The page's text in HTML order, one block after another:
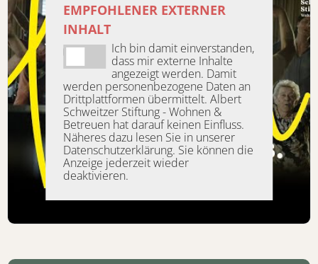
EMPFOHLENER EXTERNER
INHALT
Ich bin damit einverstanden,
dass mir externe Inhalte
angezeigt werden. Damit
werden personenbezogene Daten an
Drittplattformen übermittelt. Albert
Schweitzer Stiftung - Wohnen &
Betreuen hat darauf keinen Einfluss.
Näheres dazu lesen Sie in unserer
Datenschutzerklärung. Sie können die
Anzeige jederzeit wieder
deaktivieren.